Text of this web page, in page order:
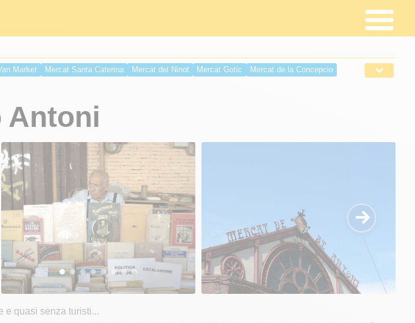
Market Mercat Santa Caterina Mercat del Ninot Mercat Gotic
Mercat de la Concepcio
Antoni
e quasi senza turisti...